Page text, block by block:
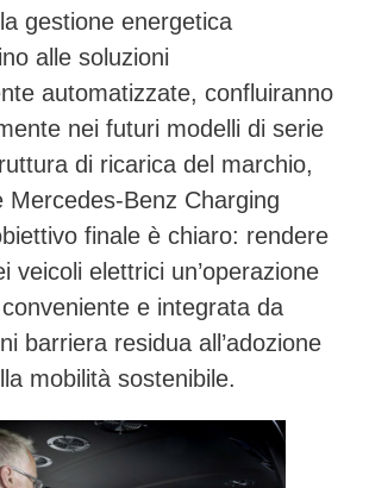
gestione energetica
alle soluzioni
automatizzate, confluiranno
nei futuri modelli di serie
di ricarica del marchio,
Mercedes-Benz Charging
finale è chiaro: rendere
veicoli elettrici un’operazione
e integrata da
barriera residua all’adozione
mobilità sostenibile.